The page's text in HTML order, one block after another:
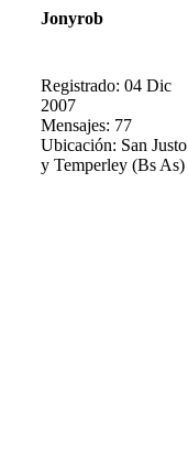
Jonyrob
Registrado: 04 Dic
2007
Mensajes: 77
Ubicación: San Justo
y Temperley (Bs As)